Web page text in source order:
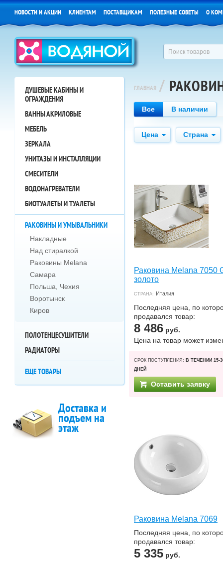
НОВОСТИ И АКЦИИ КЛИЕНТАМ ПОСТАВЩИКАМ ПОЛЕЗНЫЕ СОВЕТЫ О
ДУШЕВЫЕ КАБИНЫ И
ОГРАЖДЕНИЯ
ВАННЫ АКРИЛОВЫЕ
МЕБЕЛЬ
ЗЕРКАЛА
УНИТАЗЫ И ИНСТАЛЛЯЦИИ
СМЕСИТЕЛИ
ВОДОНАГРЕВАТЕЛИ
БИОТУАЛЕТЫ И ТУАЛЕТЫ
РАКОВИНЫ И УМЫВАЛЬНИКИ
Накладные
Над стиралкой
Раковины Melana
Самара
Польша, Чехия
Воротынск
Киров
ПОЛОТЕНЦЕСУШИТЕЛИ
РАДИАТОРЫ
ЕЩЕ ТОВАРЫ
Доставка и
подъем на
этаж
ГЛАВНАЯ /
Все В наличии
Цена Страна
Раковина Melana 7050
золото
СТРАНА: Италия
Последняя цена, по
продавался товар:
8 486 руб.
Цена на товар может
СРОК ПОСТУПЛЕНИЯ: В ТЕЧЕНИИ 15-
ДНЕЙ
Оставить заявку
Раковина Melana 7069
Последняя цена, по
продавался товар:
5 335 руб.